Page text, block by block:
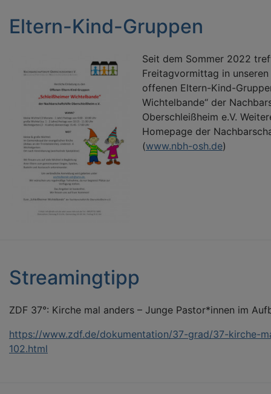
Eltern-Kind-Gruppen
Seit dem Sommer 2022
Freitagvormittag in unseren
offenen Eltern-Kind-
Wichtelbande“ der
Oberschleißheim e.V.
Homepage der
(www.nbh-osh.de)
Streamingtipp
ZDF 37°: Kirche mal anders – Junge Pastor*innen im
https://www.zdf.de/dokumentation/37-grad/37-kirche-
102.html